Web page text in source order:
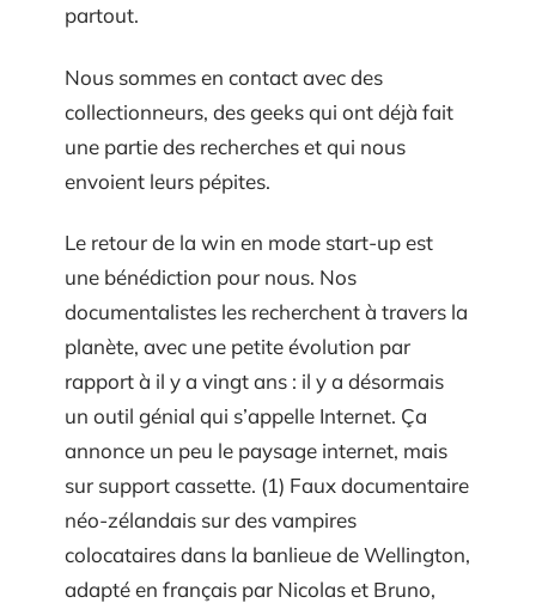
partout.
Nous sommes en contact avec des
collectionneurs, des geeks qui ont déjà fait
une partie des recherches et qui nous
envoient leurs pépites.
Le retour de la win en mode start-up est
une bénédiction pour nous. Nos
documentalistes les recherchent à travers la
planète, avec une petite évolution par
rapport à il y a vingt ans : il y a désormais
un outil génial qui s’appelle Internet. Ça
annonce un peu le paysage internet, mais
sur support cassette. (1) Faux documentaire
néo-zélandais sur des vampires
colocataires dans la banlieue de Wellington,
adapté en français par Nicolas et Bruno,